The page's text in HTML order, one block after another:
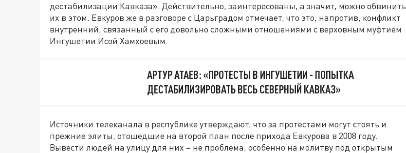
дестабилизации Кавказа». Действительно, заинтересованы, а значит, можно обвинить
их в этом. Евкуров же в разговоре с Царьградом отмечает, что это, напротив, конфликт
внутренний, связанный с его довольно сложными отношениями с верховным муфтием
Ингушетии Исой Хамхоевым.
АРТУР АТАЕВ: «ПРОТЕСТЫ В ИНГУШЕТИИ - ПОПЫТКА
ДЕСТАБИЛИЗИРОВАТЬ ВЕСЬ СЕВЕРНЫЙ КАВКАЗ»
Источники телеканала в республике утверждают, что за протестами могут стоять и
прежние элиты, отошедшие на второй план после прихода Евкурова в 2008 году.
Вывести людей на улицу для них – не проблема, особенно на молитву под открытым